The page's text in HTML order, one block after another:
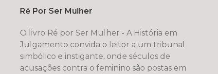
Ré Por Ser Mulher
O livro Ré por Ser Mulher - A História em
Julgamento convida o leitor a um tribunal
simbólico e instigante, onde séculos de
acusações contra o feminino são postas em